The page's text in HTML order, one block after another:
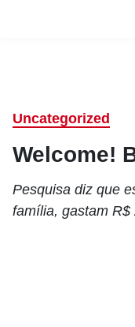
Uncategorized
Welcome!
Pesquisa diz que
família, gastam